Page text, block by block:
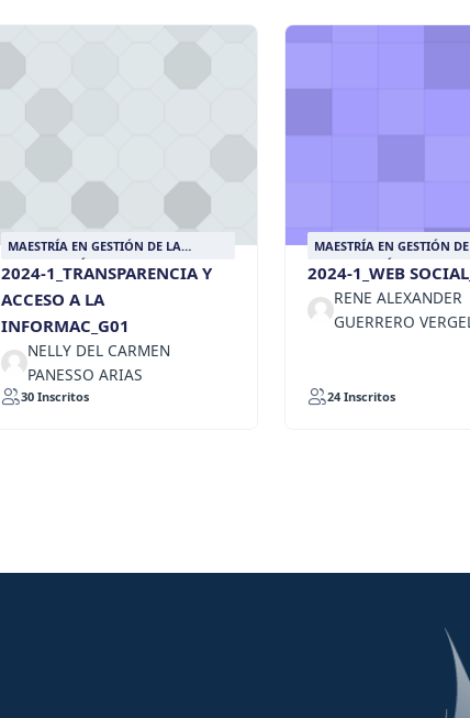
MAESTRÍA EN GESTIÓN DE LA
INFORMACIÓN DOCUMENTAL
2024-1_TRANSPARENCIA Y
ACCESO A LA
INFORMAC_G01
NELLY DEL CARMEN
PANESSO ARIAS
30 Inscritos
MAESTRÍA EN GESTIÓN
INFORMACIÓN
2024-1_WEB
RENE ALEXANDER
GUERRERO
24 Inscritos